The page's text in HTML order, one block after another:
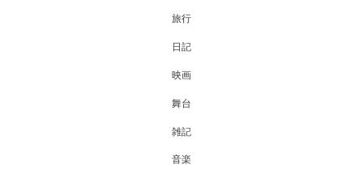
旅行
日記
映画
舞台
雑記
音楽